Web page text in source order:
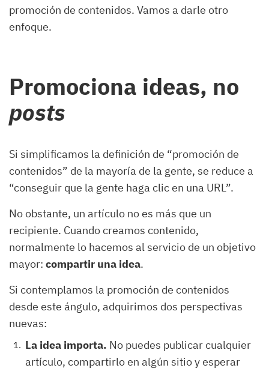
promoción de contenidos. Vamos a darle otro
enfoque.
Promociona ideas, no
posts
Si simplificamos la definición de “promoción de
contenidos” de la mayoría de la gente, se reduce a
“conseguir que la gente haga clic en una URL”.
No obstante, un artículo no es más que un
recipiente. Cuando creamos contenido,
normalmente lo hacemos al servicio de un objetivo
mayor: compartir una idea.
Si contemplamos la promoción de contenidos
desde este ángulo, adquirimos dos perspectivas
nuevas:
La idea importa. No puedes publicar cualquier
artículo, compartirlo en algún sitio y esperar